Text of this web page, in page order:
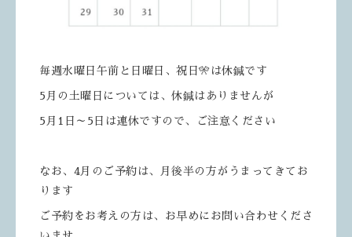
毎週水曜日午前と日曜日、祝日🎌は休鍼です
5月の土曜日については、休鍼はありませんが
5月1日～5日は連休ですので、ご注意ください
なお、4月のご予約は、月後半の方がうまってきてお
ります
ご予約をお考えの方は、お早めにお問い合わせくださ